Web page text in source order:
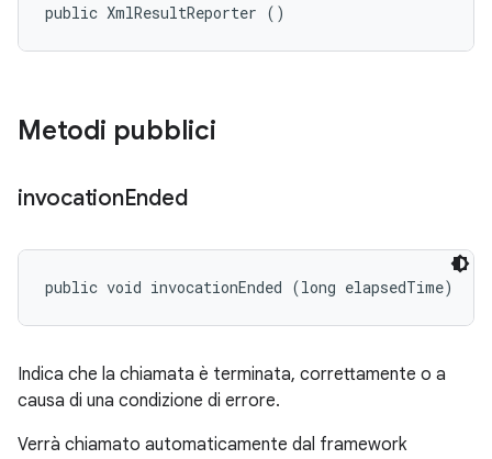
public XmlResultReporter ()
Metodi pubblici
invocationEnded
public void invocationEnded (long elapsedTime)
Indica che la chiamata è terminata, correttamente o a
causa di una condizione di errore.
Verrà chiamato automaticamente dal framework